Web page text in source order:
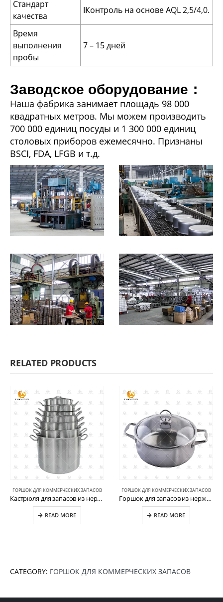
Стандарт
качества
IКонтроль на основе AQL 2,5/4,0.
Время
выполнения
пробы
7 – 15 дней
Заводское оборудование：
Наша фабрика занимает площадь 98 000
квадратных метров. Мы можем производить
700 000 единиц посуды и 1 300 000 единиц
столовых приборов ежемесячно. Признаны
BSCI, FDA, LFGB и т.д.
RELATED PRODUCTS
ГОРШОК ДЛЯ КОММЕРЧЕСКИХ ЗАПАСОВ
Кастрюля для запасов из нержавеющей стали для отеля CW-S032-10
READ MORE
ГОРШОК ДЛЯ КОММЕРЧЕСКИХ ЗАПАСОВ
Горшок для запасов из нержавеющей стали Коммерческий горшок для кухни CW-S032-11
READ MORE
CATEGORY: ГОРШОК ДЛЯ КОММЕРЧЕСКИХ ЗАПАСОВ